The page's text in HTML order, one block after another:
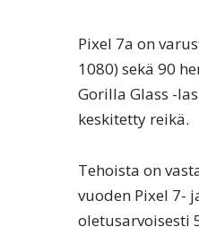
Pixel 7a on
1080) sekä 90
Gorilla Glass -
keskitetty reikä.
Tehoista on
vuoden Pixel 7-
oletusarvoisesti